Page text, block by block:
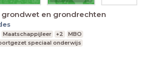
grondwet en grondrechten
Maatschappijleer +2
MBO
speciaal onderwijs